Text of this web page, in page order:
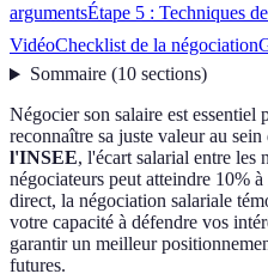
argumentsÉtape 5 : Techniques
VidéoChecklist de la négociation
Sommaire(10 sections)
Négocier son salaire est essentiel
reconnaître sa juste valeur au
l'INSEE, l'écart salarial entre les
négociateurs peut atteindre 10%
direct, la négociation salariale
votre capacité à défendre vos
garantir un meilleur
futures.